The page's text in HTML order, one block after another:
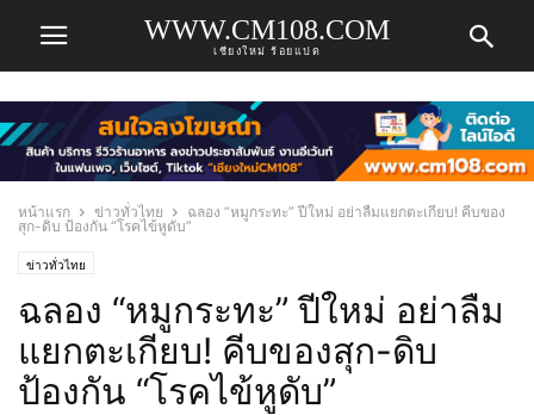
WWW.CM108.COM
เชียงใหม่ ร้อยแปด
หน้าแรก ข่าวทั่วไทย
ฉลอง “หมูกระทะ” ปีใหม่ อย่าลืมแยกตะเกียบ! คีบของ
สุก-ดิบ ป้องกัน “โรคไข้หูดับ”
ข่าวทั่วไทย
ฉลอง “หมูกระทะ” ปีใหม่ อย่าลืม
แยกตะเกียบ! คีบของสุก-ดิบ
ป้องกัน “โรคไข้หูดับ”